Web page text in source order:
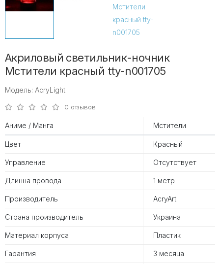
Акриловый светильник-ночник
Мстители красный tty-n001705
Модель: AcryLight
0 отзывов
Аниме / Манга Мстители
Цвет Красный
Управление Отсутствует
Длинна провода 1 метр
Производитель AcryArt
Страна производитель Украина
Материал корпуса Пластик
Гарантия 3 месяца